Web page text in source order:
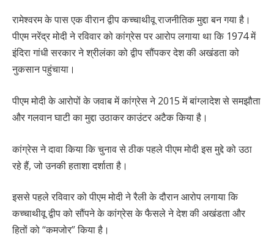
रामेश्वरम के पास एक वीरान द्वीप कच्चाथीवू राजनीतिक मुद्दा बन गया है।
पीएम नरेंद्र मोदी ने रविवार को कांग्रेस पर आरोप लगाया था कि 1974 में
इंदिरा गांधी सरकार ने श्रीलंका को द्वीप सौंपकर देश की अखंडता को
नुकसान पहुंचाया।
पीएम मोदी के आरोपों के जवाब में कांग्रेस ने 2015 में बांग्लादेश से समझौता
और गलवान घाटी का मुद्दा उठाकर काउंटर अटैक किया है।
कांग्रेस ने दावा किया कि चुनाव से ठीक पहले पीएम मोदी इस मुद्दे को उठा
रहे हैं, जो उनकी हताशा दर्शाता है।
इससे पहले रविवार को पीएम मोदी ने रैली के दौरान आरोप लगाया कि
कच्चाथीवू द्वीप को सौंपने के कांग्रेस के फैसले ने देश की अखंडता और
हितों को “कमजोर” किया है।